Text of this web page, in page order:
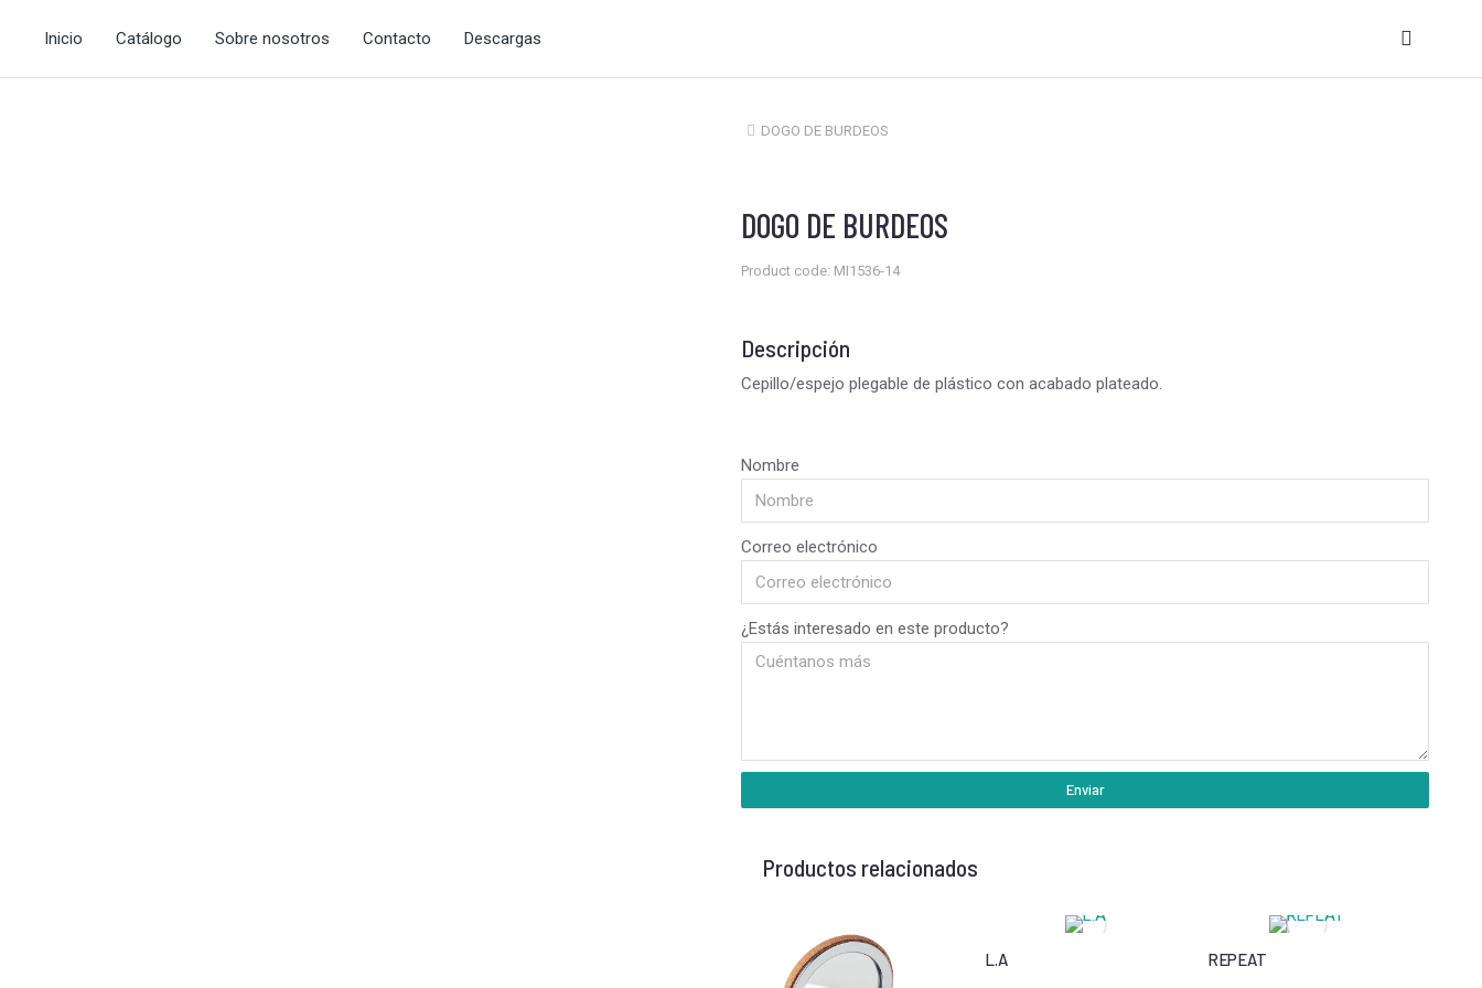
Inicio Catálogo Sobre nosotros Contacto Descargas
Estás aquí:
DOGO DE BURDEOS
DOGO DE BURDEOS
Product code: MI1536-14
Descripción
Cepillo/espejo plegable de plástico con acabado plateado.
Nombre
Correo electrónico
¿Estás interesado en este producto?
Enviar
Productos relacionados
L.A REPEAT